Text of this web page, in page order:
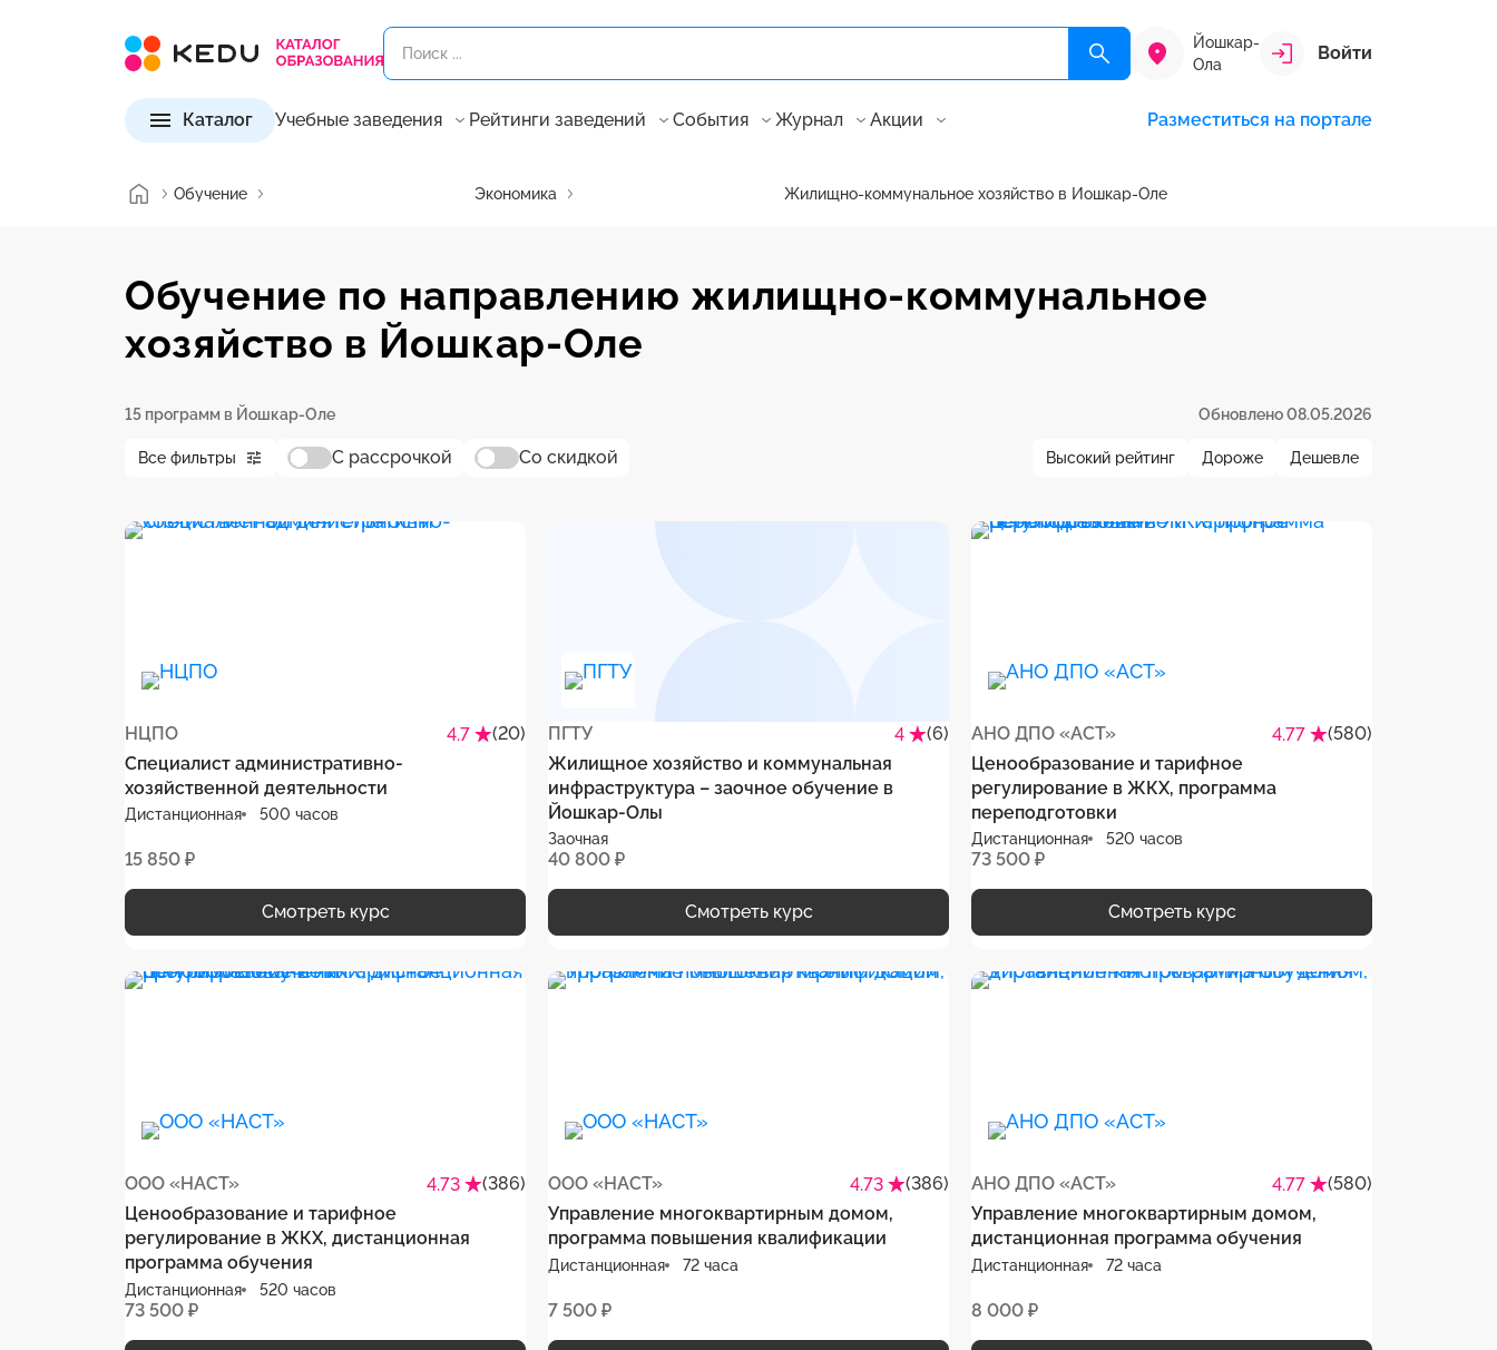
Йошкар-
Ола
Войти
Каталог Учебные заведения Рейтинги заведений События Журнал Акции Разместиться на портале
Обучение Экономика Жилищно-коммунальное хозяйство в Йошкар-Оле
Обучение по направлению жилищно-коммунальное
хозяйство в Йошкар-Оле
15 программ в Йошкар-Оле Обновлено 08.05.2026
Все фильтры С рассрочкой Со скидкой Высокий рейтинг Дороже Дешевле
НЦПО 4.7
(20)
Специалист административно-
хозяйственной деятельности
Дистанционная 500 часов
15 850 ₽
Смотреть курс
ПГТУ 4
(6)
Жилищное хозяйство и коммунальная
инфраструктура – заочное обучение в
Йошкар-Олы
Заочная
40 800 ₽
Смотреть курс
АНО ДПО «АСТ» 4.77
(580)
Ценообразование и тарифное
регулирование в ЖКХ, программа
переподготовки
Дистанционная 520 часов
73 500 ₽
Смотреть курс
ООО «НАСТ» 4.73
(386)
Ценообразование и тарифное
регулирование в ЖКХ, дистанционная
программа обучения
Дистанционная 520 часов
73 500 ₽
ООО «НАСТ» 4.73
(386)
Управление многоквартирным домом,
программа повышения квалификации
Дистанционная 72 часа
7 500 ₽
АНО ДПО «АСТ» 4.77
(580)
Управление многоквартирным домом,
дистанционная программа обучения
Дистанционная 72 часа
8 000 ₽